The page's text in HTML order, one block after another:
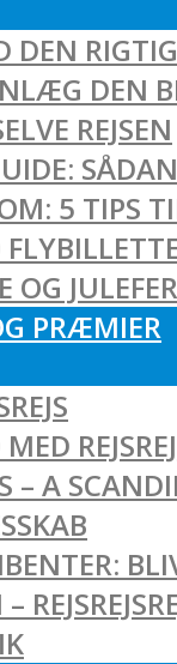
DEN
REJSEN
5 TIPS
OG
PRÆMIER
– A